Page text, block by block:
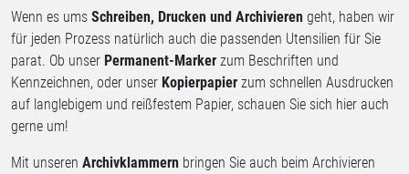
Wenn es ums Schreiben, Drucken und Archivieren geht, haben wir
für jeden Prozess natürlich auch die passenden Utensilien für Sie
parat. Ob unser Permanent-Marker zum Beschriften und
Kennzeichnen, oder unser Kopierpapier zum schnellen Ausdrucken
auf langlebigem und reißfestem Papier, schauen Sie sich hier auch
gerne um!
Mit unseren Archivklammern bringen Sie auch beim Archivieren